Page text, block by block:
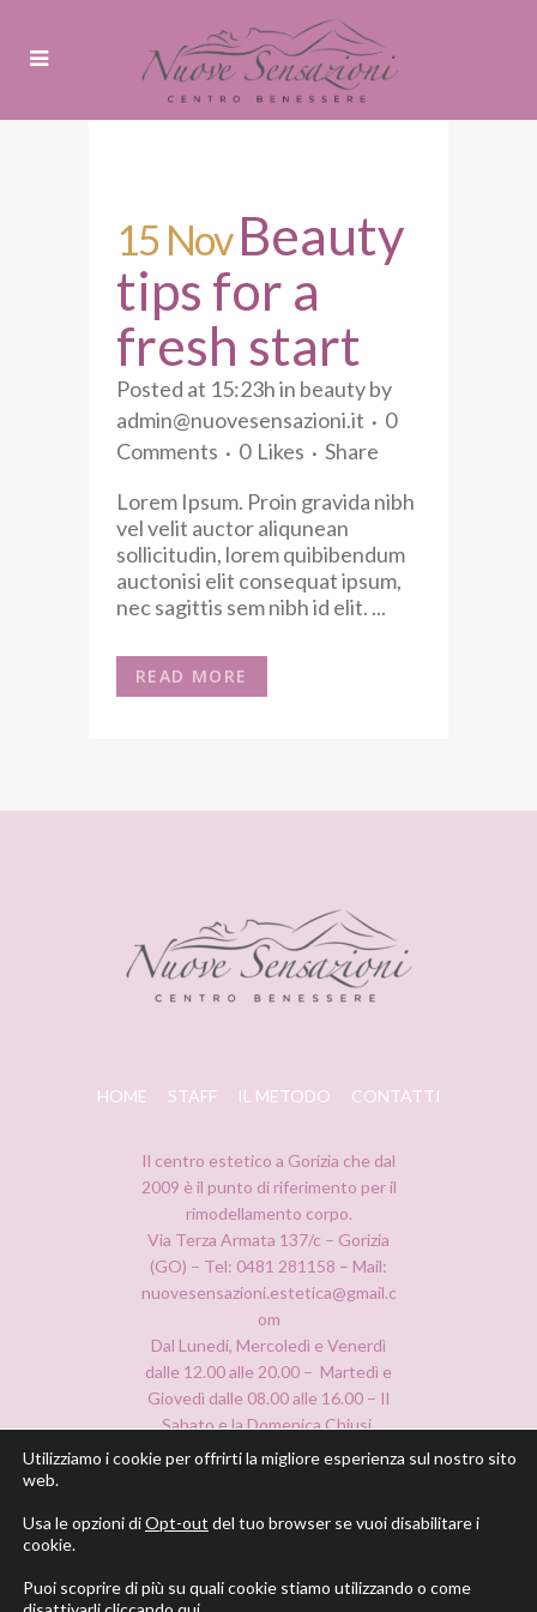
15 Nov Beauty
tips for a
fresh start
Posted at 15:23hin beautyby
admin@nuovesensazioni.it
0
Comments
0 Likes
Share
Lorem Ipsum. Proin gravida nibh
vel velit auctor aliqunean
sollicitudin, lorem quibibendum
auctonisi elit consequat ipsum,
nec sagittis sem nibh id elit. ...
READ MORE
HOME STAFF IL METODO CONTATTI
Il centro estetico a Gorizia che dal
2009 è il punto di riferimento per il
rimodellamento corpo.
Via Terza Armata 137/c – Gorizia
(GO) – Tel: 0481 281158 – Mail:
nuovesensazioni.estetica@gmail.c
om
Dal Lunedi, Mercoledì e Venerdì
dalle 12.00 alle 20.00 – Martedì e
Giovedì dalle 08.00 alle 16.00 – Il
Sabato e la Domenica Chiusi.
Utilizziamo i cookie per offrirti la migliore esperienza sul nostro sito
web.
Usa le opzioni diOpt-out del tuo browser se vuoi disabilitare i
cookie.
Puoi scoprire di più su quali cookie stiamo utilizzando o come